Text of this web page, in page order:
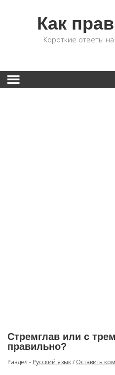
Как
Короткие ответы
Стремглав или с
правильно?
Раздел - Русский язык/ Оставить